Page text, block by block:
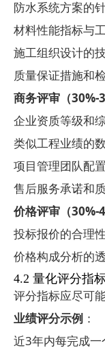
防水系统方案的
材料性能指标与
施工组织设计的
质量保证措施和
商务评审（30%-
企业资质等级和
类似工程业绩的
项目管理团队配
售后服务承诺和
价格评审（30%-
投标报价的合理
价格构成分析的
4.2 量化评分指
评分指标应尽可
业绩评分示例 ：
近3年内每完成